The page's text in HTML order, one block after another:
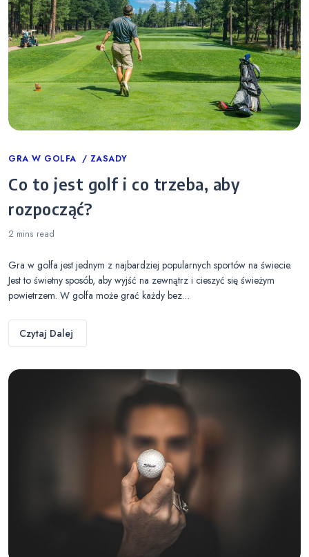
Categories
GRA W GOLFA ZASADY
Co to jest golf i co trzeba, aby
rozpocząć?
2 mins read
Gra w golfa jest jednym z najbardziej popularnych sportów na świecie.
Jest to świetny sposób, aby wyjść na zewnątrz i cieszyć się świeżym
powietrzem. W golfa może grać każdy bez…
Czytaj Dalej